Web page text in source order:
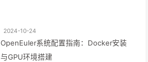
2024-10-24
OpenEuler系统配置指南：Docker安装
与GPU环境搭建